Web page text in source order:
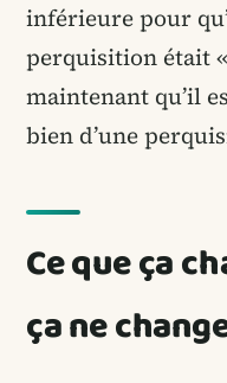
inférieure pour
perquisition était
maintenant qu’il
bien d’une
Ce que ça
ça ne